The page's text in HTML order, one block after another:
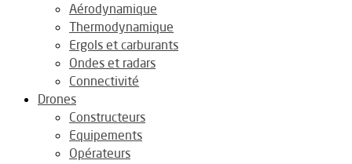
Aérodynamique
Thermodynamique
Ergols et carburants
Ondes et radars
Connectivité
Drones
Constructeurs
Equipements
Opérateurs